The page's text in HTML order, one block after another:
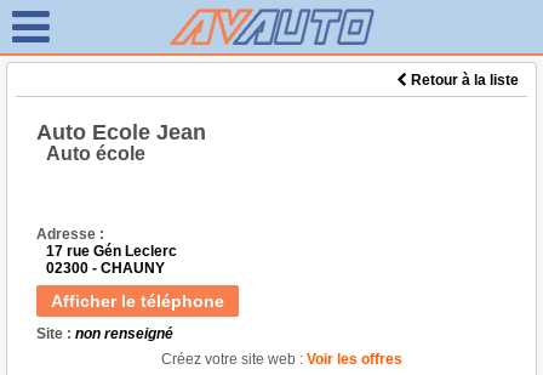
Retour à la liste
Auto Ecole Jean
Auto école
Adresse :
17 rue Gén Leclerc
02300 - CHAUNY
Afficher le téléphone
Site : non renseigné
Créez votre site web : Voir les offres